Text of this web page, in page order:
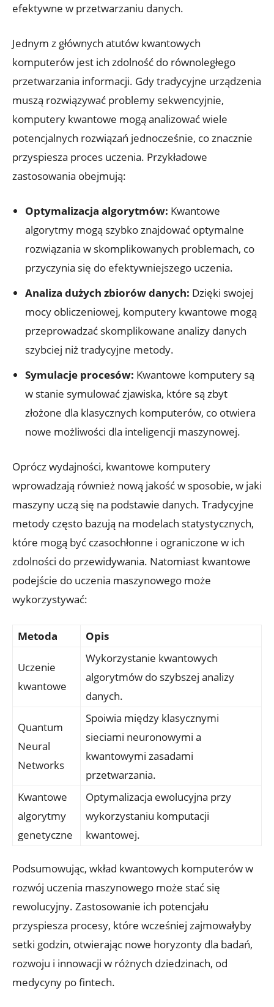
efektywne w przetwarzaniu danych.
Jednym z głównych atutów kwantowych
komputerów jest ich zdolność do równoległego
przetwarzania informacji. Gdy tradycyjne urządzenia
muszą rozwiązywać problemy sekwencyjnie,
komputery kwantowe mogą analizować wiele
potencjalnych rozwiązań jednocześnie, co znacznie
przyspiesza proces uczenia. Przykładowe
zastosowania obejmują:
Optymalizacja algorytmów: Kwantowe
algorytmy mogą szybko znajdować optymalne
rozwiązania w skomplikowanych problemach, co
przyczynia się do efektywniejszego uczenia.
Analiza dużych zbiorów danych: Dzięki swojej
mocy obliczeniowej, komputery kwantowe mogą
przeprowadzać skomplikowane analizy danych
szybciej niż tradycyjne metody.
Symulacje procesów: Kwantowe komputery są
w stanie symulować zjawiska, które są zbyt
złożone dla klasycznych komputerów, co otwiera
nowe możliwości dla inteligencji maszynowej.
Oprócz wydajności, kwantowe komputery
wprowadzają również nową jakość w sposobie, w jaki
maszyny uczą się na podstawie danych. Tradycyjne
metody często bazują na modelach statystycznych,
które mogą być czasochłonne i ograniczone w ich
zdolności do przewidywania. Natomiast kwantowe
podejście do uczenia maszynowego może
wykorzystywać:
Metoda Opis
Uczenie
kwantowe
Wykorzystanie kwantowych
algorytmów do szybszej analizy
danych.
Quantum
Neural
Networks
Spoiwia między klasycznymi
sieciami neuronowymi a
kwantowymi zasadami
przetwarzania.
Kwantowe
algorytmy
genetyczne
Optymalizacja ewolucyjna przy
wykorzystaniu komputacji
kwantowej.
Podsumowując, wkład kwantowych komputerów w
rozwój uczenia maszynowego może stać się
rewolucyjny. Zastosowanie ich potencjału
przyspiesza procesy, które wcześniej zajmowałyby
setki godzin, otwierając nowe horyzonty dla badań,
rozwoju i innowacji w różnych dziedzinach, od
medycyny po fintech.